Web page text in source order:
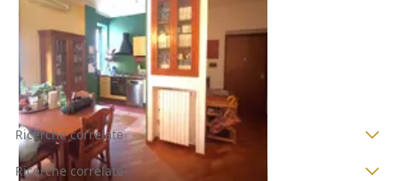
Foggia (Foggia)
80.040 €
25/09/2026
Ricerche correlate
Ricerche correlate